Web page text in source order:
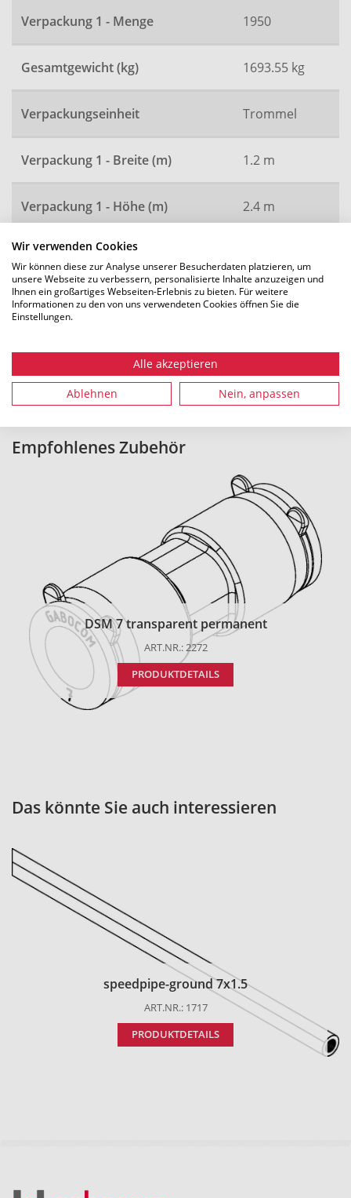
Wir verwenden Cookies
Wir können diese zur Analyse unserer Besucherdaten platzieren, um
unsere Webseite zu verbessern, personalisierte Inhalte anzuzeigen und
Ihnen ein großartiges Webseiten-Erlebnis zu bieten. Für weitere
Informationen zu den von uns verwendeten Cookies öffnen Sie die
Einstellungen.
Alle akzeptieren
Ablehnen Nein, anpassen
Verpackung 1 - Menge 1950
Gesamtgewicht (kg) 1693.55 kg
Verpackungseinheit Trommel
Verpackung 1 - Breite (m) 1.2 m
Verpackung 1 - Höhe (m) 2.4 m
Verpackung 1 - Länge (m)
Artikelnummer 1802
Alle Maße in mm. Technische Änderungen vorbehalten.
Empfohlenes Zubehör
DSM 7 transparent permanent
ART.NR.: 2272
PRODUKTDETAILS
Das könnte Sie auch interessieren
speedpipe-ground 7x1.5
ART.NR.: 1717
PRODUKTDETAILS